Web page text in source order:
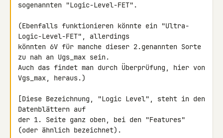
sogenannten "Logic-Level-FET".
(Ebenfalls funktionieren könnte ein "Ultra-
Logic-Level-FET", allerdings
könnten 6V für manche dieser 2.genannten Sorte
zu nah an Ugs_max sein.
Auch das findet man durch Überprüfung, hier von
Vgs_max, heraus.)
[Diese Bezeichnung, "Logic Level", steht in den
Datenblättern auf
der 1. Seite ganz oben, bei den "Features"
(oder ähnlich bezeichnet).